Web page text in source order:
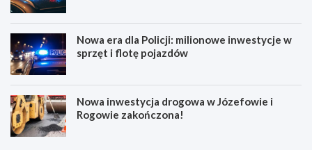
Nowa era dla Policji: milionowe inwestycje w
sprzęt i flotę pojazdów
Nowa inwestycja drogowa w Józefowie i
Rogowie zakończona!
A
N